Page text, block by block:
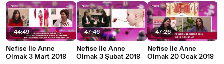
44:49
Nefise İle Anne
Olmak 3 Mart 2018
47:46
Nefise İle Anne
Olmak 3 Şubat 2018
47:26
Nefise İle Anne
Olmak 20 Ocak 2018